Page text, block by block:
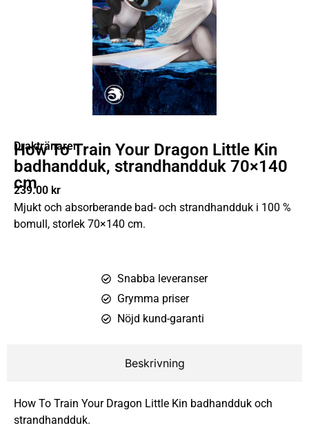
Draktränaren
How To Train Your Dragon Little Kin
badhandduk, strandhandduk 70×140
cm
239.00 kr
Mjukt och absorberande bad- och strandhandduk i 100 %
bomull, storlek 70×140 cm.
Snabba leveranser
Grymma priser
Nöjd kund-garanti
Beskrivning
How To Train Your Dragon Little Kin badhandduk och
strandhandduk.